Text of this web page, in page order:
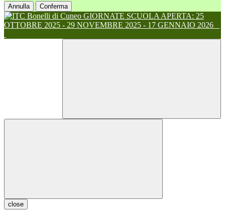
Annulla Conferma
GIORNATE SCUOLA APERTA: 25
OTTOBRE 2025 - 29 NOVEMBRE 2025 - 17 GENNAIO 2026
close